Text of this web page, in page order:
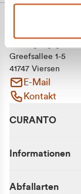
Greefsallee 1-5
41747 Viersen
E-Mail
Kontakt
CURANTO
Informationen
Abfallarten